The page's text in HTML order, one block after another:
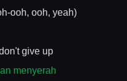
ooh, ooh, yeah)
give up
menyerah